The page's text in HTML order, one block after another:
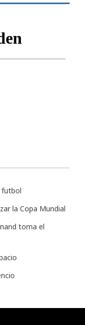
futbol
la Copa Mundial
toma el